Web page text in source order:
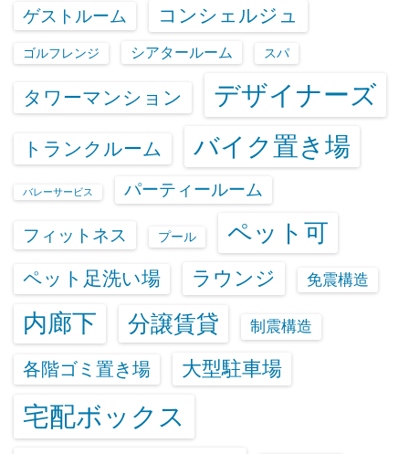
ゲストルーム コンシェルジュ
ゴルフレンジ シアタールーム スパ
タワーマンション デザイナーズ
トランクルーム バイク置き場
バレーサービス パーティールーム
フィットネス プール ペット可
ペット足洗い場 ラウンジ 免震構造
内廊下 分譲賃貸 制震構造
各階ゴミ置き場 大型駐車場
宅配ボックス